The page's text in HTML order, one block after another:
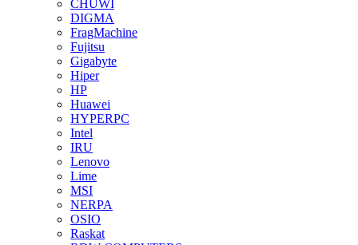
CHUWI
DIGMA
FragMachine
Fujitsu
Gigabyte
Hiper
HP
Huawei
HYPERPC
Intel
IRU
Lenovo
Lime
MSI
NERPA
OSIO
Raskat